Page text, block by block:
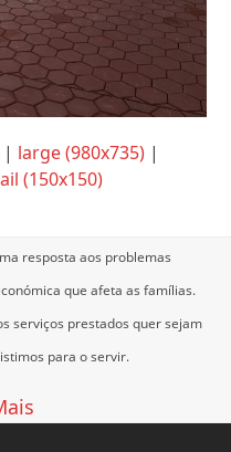
| large (980x735) |
(150x150)
resposta aos problemas
que afeta as famílias.
serviços prestados quer sejam
para o servir.